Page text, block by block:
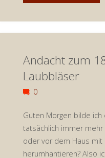
25.
Meister
der
Andacht zum
Laubbläser
0
Guten Morgen bilde
tatsächlich immer
oder vor dem Haus
herumhantieren? Also